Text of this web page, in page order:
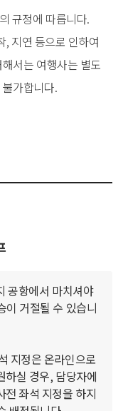
규정에 따릅니다.
, 지연 등으로 인하여
서는 여행사는 별도
가합니다.
공항에서 마치셔야
이 거절될 수 있습니
지정은 온라인으로
하실 경우, 담당자에
전 좌석 지정을 하지